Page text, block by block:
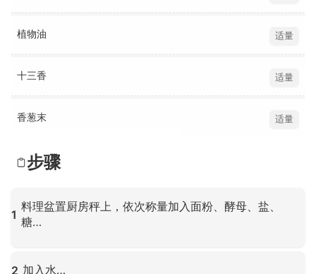
植物油 适量
十三香 适量
香葱末 适量
步骤
1
料理盆置厨房秤上，依次称量加入面粉、酵母、盐、
糖…
2 加入水…